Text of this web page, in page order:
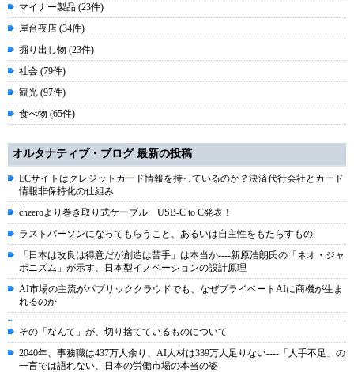
マイナー製品 (23件)
屋台夜店 (34件)
掘り出し物 (23件)
社会 (79件)
観光 (97件)
食べ物 (65件)
オルタナティブ・ブログ 最新の投稿
ECサイトはクレジットカード情報を持っているのか？決済代行会社とカード
情報非保持化の仕組み
cheeroより巻き取り式ケーブル USB-C to C発表！
ラストパーソンになってもらうこと、あるいは自主性をもたらすもの
「日本は改良は得意だが創造は苦手」は本当か----新原浩朗氏の「ネオ・ジャ
ポニズム」が示す、日本型イノベーションの設計原理
AI市場の主流がパブリッククラウドでも、なぜプライベートAIに商機が生ま
れるのか
その「なんて」が、切り捨てているものについて
2040年、事務職は437万人余り、AI人材は339万人足りない----「人手不足」の
一言では語れない、日本の労働市場の本当の姿